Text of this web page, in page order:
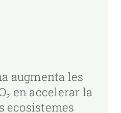
augmenta les
en accelerar la
ecosistemes